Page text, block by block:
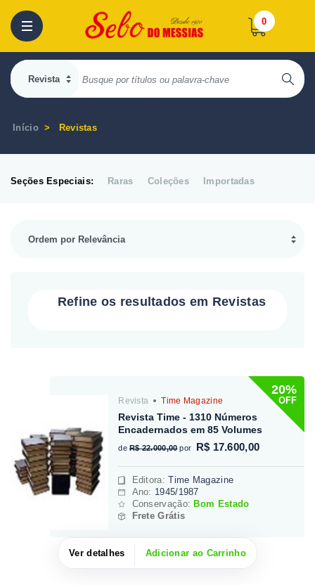
0
Início Revistas
Seções Especiais: Raras Coleções Importadas
Refine os resultados em Revistas
20%
OFF
Revista Time Magazine
Revista Time - 1310 Números
Encadernados em 85 Volumes
de R$ 22.000,00 por R$ 17.600,00
Editora:Time Magazine
Ano: 1945/1987
Conservação:Bom Estado
Frete Grátis
Ver detalhes Adicionar ao Carrinho